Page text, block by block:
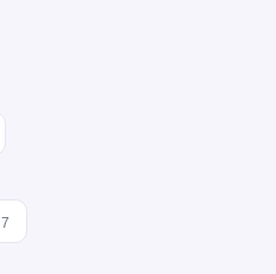
7